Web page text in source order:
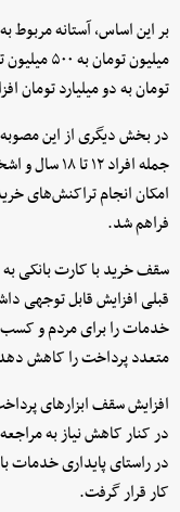
میلیون
تومان به دو میلیارد تومان
در بخش دیگری از این
جمله افراد
امکان انجام تراکنش‌های
فراهم شد.
قبلی افزایش قابل توجهی
خدمات را برای مردم و
متعدد پرداخت را کاهش
افزایش سقف ابزارهای
در کنار کاهش نیاز به
در راستای پایداری خدمات
کار قرار گرفت.